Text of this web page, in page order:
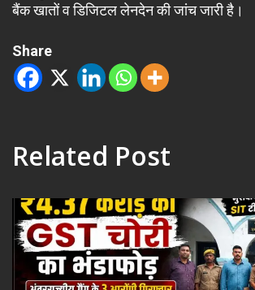
बैंक खातों व डिजिटल लेनदेन की जांच जारी है।
Share
Related Post